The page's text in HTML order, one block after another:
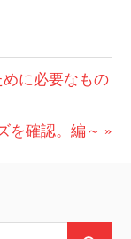
に必要なもの
を確認。編～